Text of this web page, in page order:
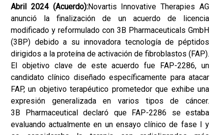
Abril 2024 (Acuerdo):Novartis Innovative Therapies AG
anunció la finalización de un acuerdo de licencia
modificado y reformulado con 3B Pharmaceuticals GmbH
(3BP) debido a su innovadora tecnología de péptidos
dirigidos a la proteína de activación de fibroblastos (FAP).
El objetivo clave de este acuerdo fue FAP-2286, un
candidato clínico diseñado específicamente para atacar
FAP, un objetivo terapéutico prometedor que exhibe una
expresión generalizada en varios tipos de cáncer.
3B Pharmaceutical declaró que FAP-2286 se estaba
evaluando actualmente en un ensayo clínico de fase I y